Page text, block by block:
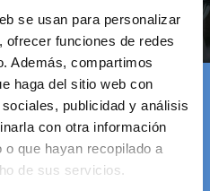
se usan para personalizar
funciones de redes
Además, compartimos
haga del sitio web con
publicidad y análisis
con otra información
que hayan recopilado a
de sus servicios.
un iglú junto al